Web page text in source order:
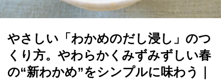
やさしい「わかめのだし浸し」のつ
くり方。やわらかくみずみずしい春
の“新わかめ”をシンプルに味わう｜